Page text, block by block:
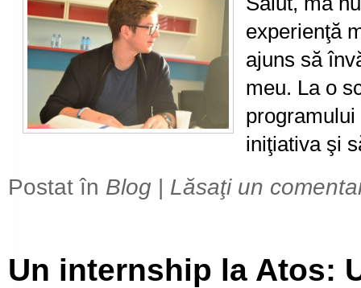
experienţă
ajuns să
meu. La o
iniţiativa şi
Postat în Blog | Lăsaţi un
Un internship la Atos: